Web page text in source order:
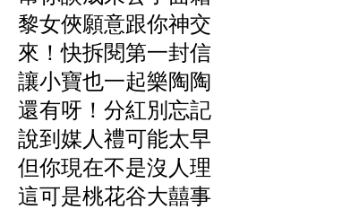
黎女俠願意跟你神交
來！快拆閱第一封信
讓小寶也一起樂陶陶
還有呀！分紅別忘記
說到媒人禮可能太早
但你現在不是沒人理
這可是桃花谷大囍事